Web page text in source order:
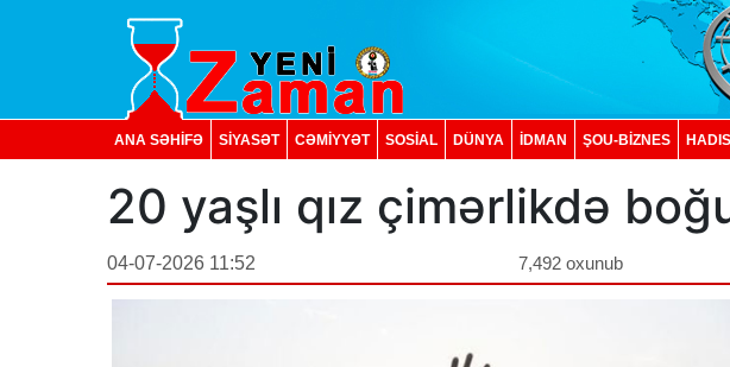
ANA SƏHİFƏ SİYASƏT CƏMİYYƏT SOSIAL DÜNYA İDMAN ŞOU-BİZNES
20 yaşlı qız çimərlikdə
04-07-2026 11:52 7,492 oxunub